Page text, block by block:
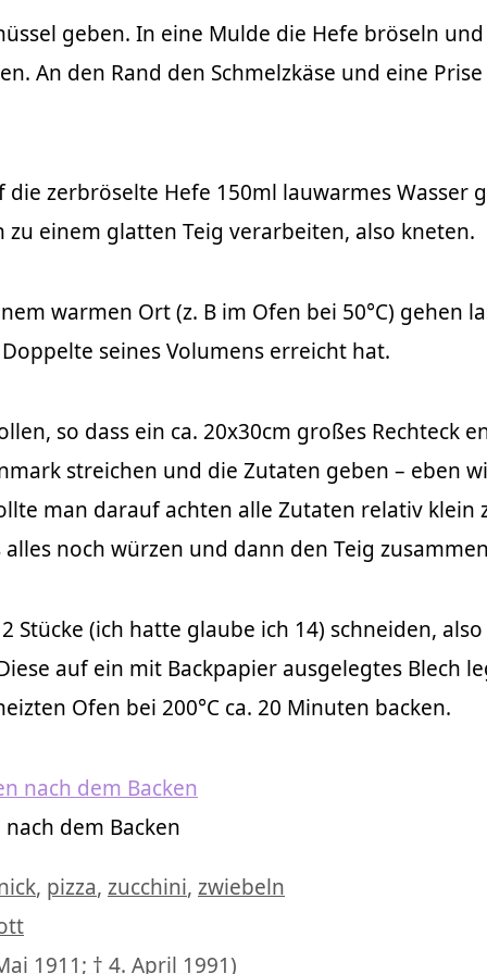
geben. In eine Mulde die Hefe bröseln und
An den Rand den Schmelzkäse und eine
zerbröselte Hefe 150ml lauwarmes Wasser
zu einem glatten Teig verarbeiten, also kneten.
warmen Ort (z. B im Ofen bei 50°C) gehen
seines Volumens erreicht hat.
so dass ein ca. 20x30cm großes Rechteck
streichen und die Zutaten geben – eben
man darauf achten alle Zutaten relativ klein
alles noch würzen und dann den Teig
Stücke (ich hatte glaube ich 14) schneiden, also
auf ein mit Backpapier ausgelegtes Blech
Ofen bei 200°C ca. 20 Minuten backen.
nach dem Backen
, pizza, zucchini, zwiebeln
1911; † 4. April 1991)